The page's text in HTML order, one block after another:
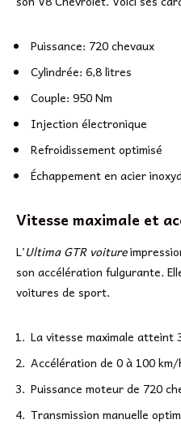
Puissance: 720 chevaux
Cylindrée: 6,8 litres
Couple: 950 Nm
Injection électronique
Refroidissement optimisé
Échappement en acier
Vitesse maximale et
L’Ultima GTR voiture
son accélération fulgurante.
voitures de sport.
La vitesse maximale atteint
Accélération de 0 à 100
Puissance moteur de 720
Transmission manuelle